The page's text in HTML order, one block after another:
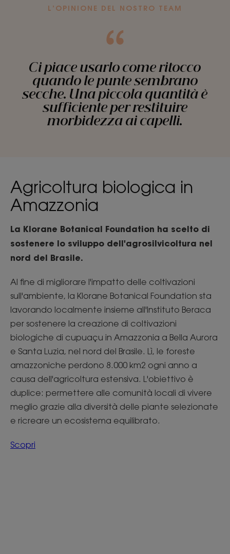
L’OPINIONE DEL NOSTRO TEAM
Ci piace usarlo come ritocco
quando le punte sembrano
secche. Una piccola quantità è
sufficiente per restituire
morbidezza ai capelli.
Agricoltura biologica in
Amazzonia
La Klorane Botanical Foundation ha scelto di
sostenere lo sviluppo dell'agrosilvicoltura nel
nord del Brasile.
Al fine di migliorare l'impatto delle coltivazioni
sull'ambiente, la Klorane Botanical Foundation sta
lavorando localmente insieme all'Instituto Beraca
per sostenere la creazione di coltivazioni
biologiche di cupuaçu in Amazzonia a Bella Aurora
e Santa Luzia, nel nord del Brasile. Lì, le foreste
amazzoniche perdono 8.000 km2 ogni anno a
causa dell'agricoltura estensiva. L'obiettivo è
duplice: permettere alle comunità locali di vivere
meglio grazie alla diversità delle piante selezionate
e ricreare un ecosistema equilibrato.
Scopri